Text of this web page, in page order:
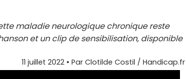
maladie neurologique chronique reste
et un clip de sensibilisation, disponible
11 juillet 2022 • Par Clotilde Costil / Handicap.fr